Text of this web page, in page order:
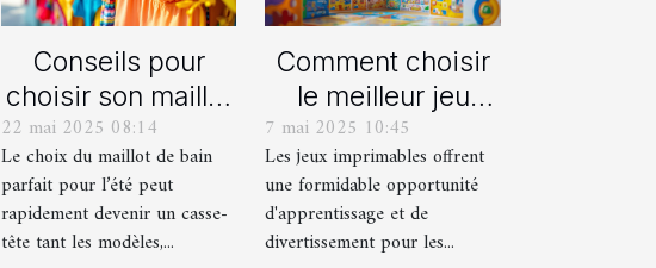
Conseils pour
choisir son maillot
de bain idéal pour
l'été
22 mai 2025 08:14
Le choix du maillot de bain
parfait pour l’été peut
rapidement devenir un casse-
tête tant les modèles,...
Comment choisir
le meilleur jeu
imprimable pour
votre enfant
7 mai 2025 10:45
Les jeux imprimables offrent
une formidable opportunité
d'apprentissage et de
divertissement pour les...